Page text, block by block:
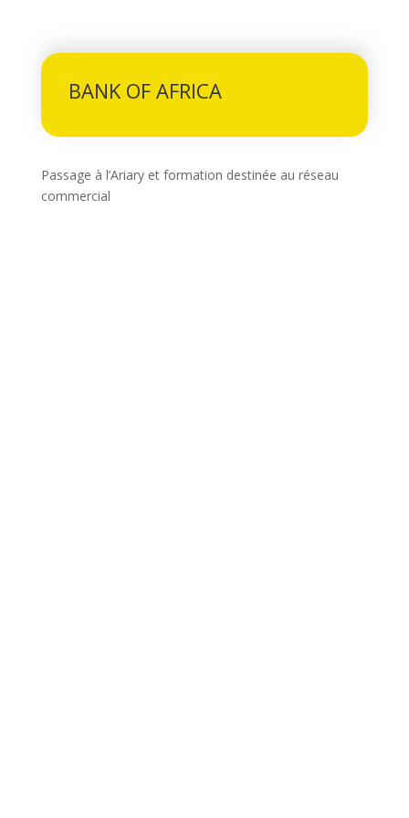
BANK OF AFRICA
Passage à l’Ariary et formation destinée au réseau
commercial